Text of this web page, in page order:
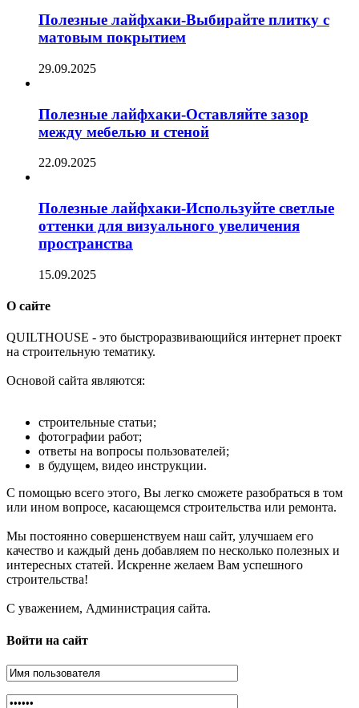
Полезные лайфхаки-Выбирайте плитку с
матовым покрытием
29.09.2025
Полезные лайфхаки-Оставляйте зазор
между мебелью и стеной
22.09.2025
Полезные лайфхаки-Используйте светлые
оттенки для визуального увеличения
пространства
15.09.2025
О сайте
QUILTHOUSE - это быстроразвивающийся интернет проект
на строительную тематику.
Основой сайта являются:
строительные статьи;
фотографии работ;
ответы на вопросы пользователей;
в будущем, видео инструкции.
С помощью всего этого, Вы легко сможете разобраться в том
или ином вопросе, касающемся строительства или ремонта.
Мы постоянно совершенствуем наш сайт, улучшаем его
качество и каждый день добавляем по несколько полезных и
интересных статей. Искренне желаем Вам успешного
строительства!
С уважением, Администрация сайта.
Войти на сайт